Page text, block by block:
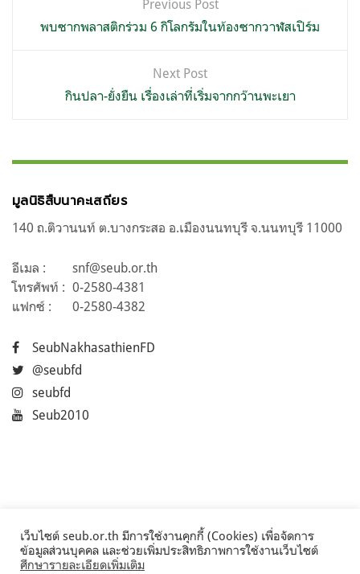
เรื่อง
Previous Post
พบซากพลาสติกร่วม 6 กิโลกรัมในท้องซากวาฬสเปิร์ม
Next Post
กินปลา-ยั่งยืน เรื่องเล่าที่เริ่มจากกว๊านพะเยา
มูลนิธิสืบนาคะเสถียร
140 ถ.ติวานนท์ ต.บางกระสอ อ.เมืองนนทบุรี จ.นนทบุรี 11000
อีเมล :
snf@seub.or.th
โทรศัพท์ : 0-2580-4381
แฟกซ์ :
0-2580-4382
SeubNakhasathienFD
@seubfd
seubfd
Seub2010
เว็บไซต์ seub.or.th มีการใช้งานคุกกี้ (Cookies) เพื่อจัดการ
ข้อมูลส่วนบุคคล และช่วยเพิ่มประสิทธิภาพการใช้งานเว็บไซต์
ศึกษารายละเอียดเพิ่มเติม